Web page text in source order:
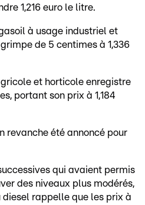
1,216 euro le litre.
à usage industriel et
de 5 centimes à 1,336
et horticole enregistre
portant son prix à 1,184
revanche été annoncé pour
qui avaient permis
des niveaux plus modérés,
rappelle que les prix à